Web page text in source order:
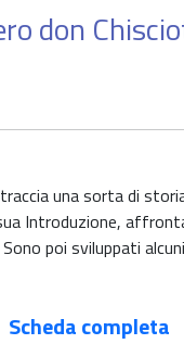
don
una sorta di
Introduzione,
Sono poi sviluppati
Scheda completa